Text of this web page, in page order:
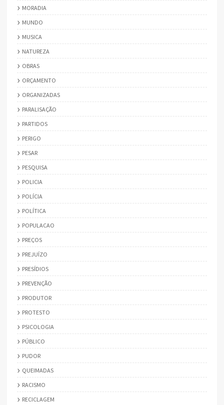
MORADIA
MUNDO
MUSICA
NATUREZA
OBRAS
ORÇAMENTO
ORGANIZADAS
PARALISAÇÃO
PARTIDOS
PERIGO
PESAR
PESQUISA
POLICIA
POLÍCIA
POLÍTICA
POPULACAO
PREÇOS
PREJUÍZO
PRESÍDIOS
PREVENÇÃO
PRODUTOR
PROTESTO
PSICOLOGIA
PÚBLICO
PUDOR
QUEIMADAS
RACISMO
RECICLAGEM